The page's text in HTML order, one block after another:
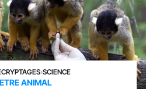
›SCIENCE
ANIMAL